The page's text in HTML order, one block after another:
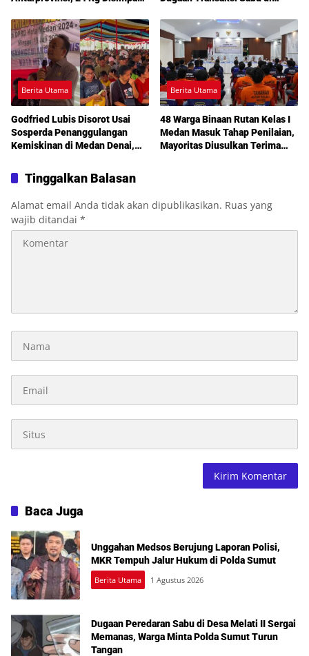
Berita Utama
Godfried Lubis Disorot Usai
Sosperda Penanggulangan
Kemiskinan di Medan Denai,
Jalan Mati hingga Sulit Akses
Bantuan
Berita Utama
48 Warga Binaan Rutan Kelas I
Medan Masuk Tahap Penilaian,
Mayoritas Diusulkan Terima
Tinggalkan Balasan
Alamat email Anda tidak akan dipublikasikan. Ruas yang
wajib ditandai *
Baca Juga
Unggahan Medsos Berujung Laporan Polisi,
MKR Tempuh Jalur Hukum di Polda Sumut
Berita Utama 1 Agustus 2026
Dugaan Peredaran Sabu di Desa Melati II Sergai
Memanas, Warga Minta Polda Sumut Turun
Tangan